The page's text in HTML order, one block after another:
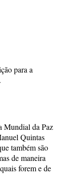
para a
Mundial da Paz
Quintas
também são
de maneira
forem e de